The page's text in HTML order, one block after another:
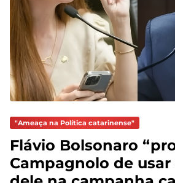
"Ameaça na Política catarinense"
Flávio Bolsonaro
Campagnolo de